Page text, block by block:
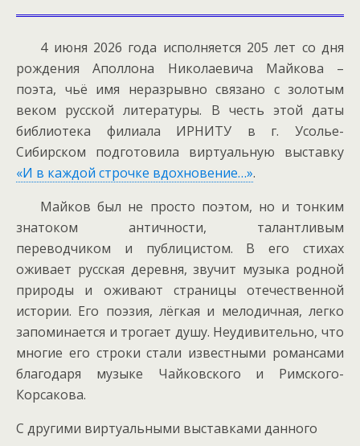
4 июня 2026 года исполняется 205 лет со дня
рождения Аполлона Николаевича Майкова –
поэта, чьё имя неразрывно связано с золотым
веком русской литературы. В честь этой даты
библиотека филиала ИРНИТУ в г. Усолье-
Сибирском подготовила виртуальную выставку
«И в каждой строчке вдохновение…».
Майков был не просто поэтом, но и тонким
знатоком античности, талантливым
переводчиком и публицистом. В его стихах
оживает русская деревня, звучит музыка родной
природы и оживают страницы отечественной
истории. Его поэзия, лёгкая и мелодичная, легко
запоминается и трогает душу. Неудивительно, что
многие его строки стали известными романсами
благодаря музыке Чайковского и Римского-
Корсакова.
С другими виртуальными выставками данного